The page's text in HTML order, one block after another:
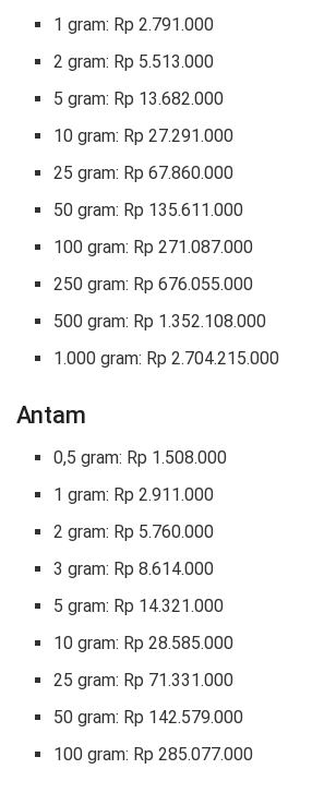
1 gram: Rp 2.791.000
2 gram: Rp 5.513.000
5 gram: Rp 13.682.000
10 gram: Rp 27.291.000
25 gram: Rp 67.860.000
50 gram: Rp 135.611.000
100 gram: Rp 271.087.000
250 gram: Rp 676.055.000
500 gram: Rp 1.352.108.000
1.000 gram: Rp 2.704.215.000
Antam
0,5 gram: Rp 1.508.000
1 gram: Rp 2.911.000
2 gram: Rp 5.760.000
3 gram: Rp 8.614.000
5 gram: Rp 14.321.000
10 gram: Rp 28.585.000
25 gram: Rp 71.331.000
50 gram: Rp 142.579.000
100 gram: Rp 285.077.000